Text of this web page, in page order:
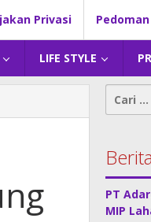
Privasi
LIFE STYLE
Cari
untuk:
PT
MIP